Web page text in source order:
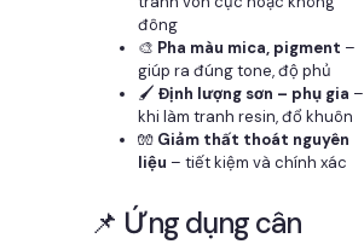
đông
🎨 Pha màu mica, pigment –
giúp ra đúng tone, độ phủ
🖌️ Định lượng sơn – phụ gia –
khi làm tranh resin, đổ khuôn
🧤 Giảm thất thoát nguyên
liệu – tiết kiệm và chính xác
📌 Ứng dụng cân